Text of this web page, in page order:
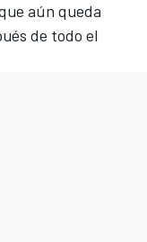
aún queda
de todo el